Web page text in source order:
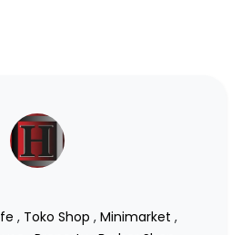
, Toko Shop , Minimarket ,